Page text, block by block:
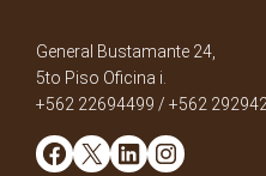
General Bustamante 24,
5to Piso Oficina i.
+562 22694499 / +562